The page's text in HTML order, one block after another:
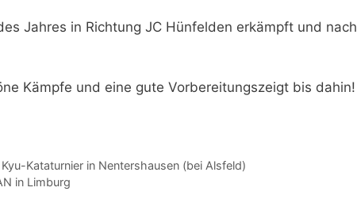
Jahres in Richtung JC Hünfelden erkämpft und nach
Kämpfe und eine gute Vorbereitungszeigt bis dahin!
Kataturnier in Nentershausen (bei Alsfeld)
in Limburg